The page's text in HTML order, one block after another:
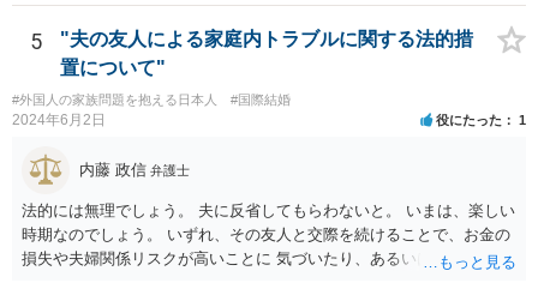
でしょうか。）と一緒に、 お近くの弁護士に直接相談して、アドバイ
ス等を求めることをお勧めします。 ご参考にしていただければ幸いで
5
"夫の友人による家庭内トラブルに関する法的措
置について"
#外国人の家族問題を抱える日本人 #国際結婚
2024年6月2日 役にたった 1
内藤 政信 弁護士
法的には無理でしょう。 夫に反省してもらわないと。 いまは、楽しい
時期なのでしょう。 いずれ、その友人と交際を続けることで、お金の
損失や夫婦関係リスクが高いことに 気づいたり、あるいは、飽きると